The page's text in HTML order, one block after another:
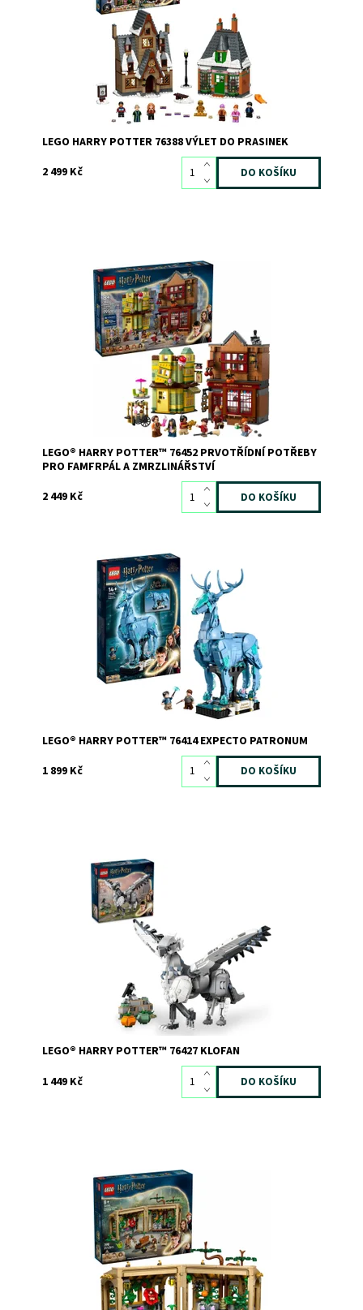
Skladem2
9043
LEGO
LEGO HARRY POTTER 76388 VÝLET DO PRASINEK
2 499 Kč
Užijte si kouzelný výlet na nákupy v Příčné ulici s Ronem
Weasleym a Cho Changovou! Projděte kolem
vznášejícího se koštěte do obchodu Prvotřídní potřeby
pro famfrpál a prohlédněte si famfrpálové vybavení.
Zastavte se ve zmrzlinářství Floreana Fortescuea a...
Skladem1
12531
LEGO
LEGO® HARRY POTTER™ 76452 PRVOTŘÍDNÍ POTŘEBY
PRO FAMFRPÁL A ZMRZLINÁŘSTVÍ
2 449 Kč
Inspirativní stavebnice pro fanoušky Harryho Pottera
Dostupnost:
Skladem1
12018
LEGO
LEGO® HARRY POTTER™ 76414 EXPECTO PATRONUM
1 899 Kč
Hravá výstavní stavebnice LEGO® Harry Potter™ Klofan
Dostupnost:
Skladem
12066
LEGO
LEGO® HARRY POTTER™ 76427 KLOFAN
1 449 Kč
Starejte se o kouzelné rostliny s Nevillem
Longbottomem a Hermionou Grangerovou na hodině
bylinkářství! Připojte se k profesorce Prýtové na hodině
ve skleníku. Pomocí konve a nůžek můžete pečovat o
úponici jedovatou, Mimbulus Mimbletonii a černovřes....
Dostupnost:
Skladem3
12516
LEGO